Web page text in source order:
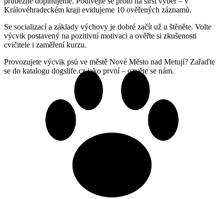
Královéhradeckém kraji evidujeme 10 ověřených záznamů.
Se socializací a základy výchovy je dobré začít už u štěněte. Volte
výcvik postavený na pozitivní motivaci a ověřte si zkušenosti
cvičitele i zaměření kurzu.
Provozujete výcvik psů ve městě Nové Město nad Metují? Zařaďte
se do katalogu dogslife.cz jako první – ozvěte se nám.